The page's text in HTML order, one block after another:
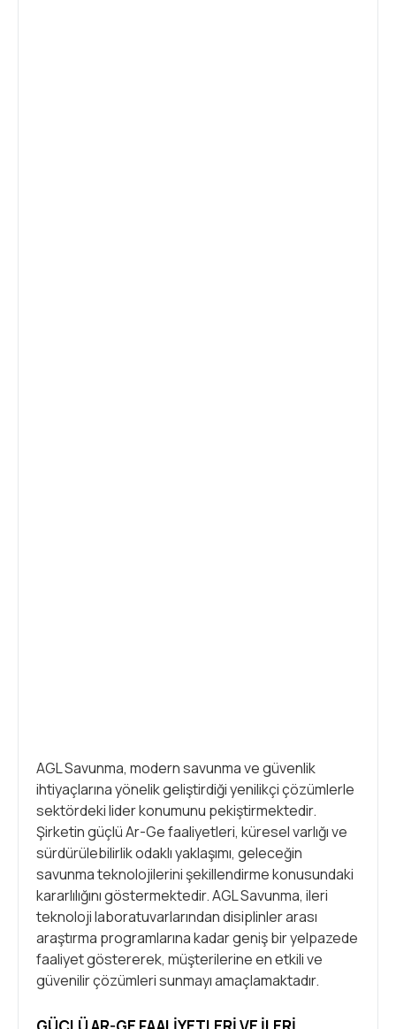
AGL Savunma, modern savunma ve güvenlik
ihtiyaçlarına yönelik geliştirdiği yenilikçi çözümlerle
sektördeki lider konumunu pekiştirmektedir.
Şirketin güçlü Ar-Ge faaliyetleri, küresel varlığı ve
sürdürülebilirlik odaklı yaklaşımı, geleceğin
savunma teknolojilerini şekillendirme konusundaki
kararlılığını göstermektedir. AGL Savunma, ileri
teknoloji laboratuvarlarından disiplinler arası
araştırma programlarına kadar geniş bir yelpazede
faaliyet göstererek, müşterilerine en etkili ve
güvenilir çözümleri sunmayı amaçlamaktadır.